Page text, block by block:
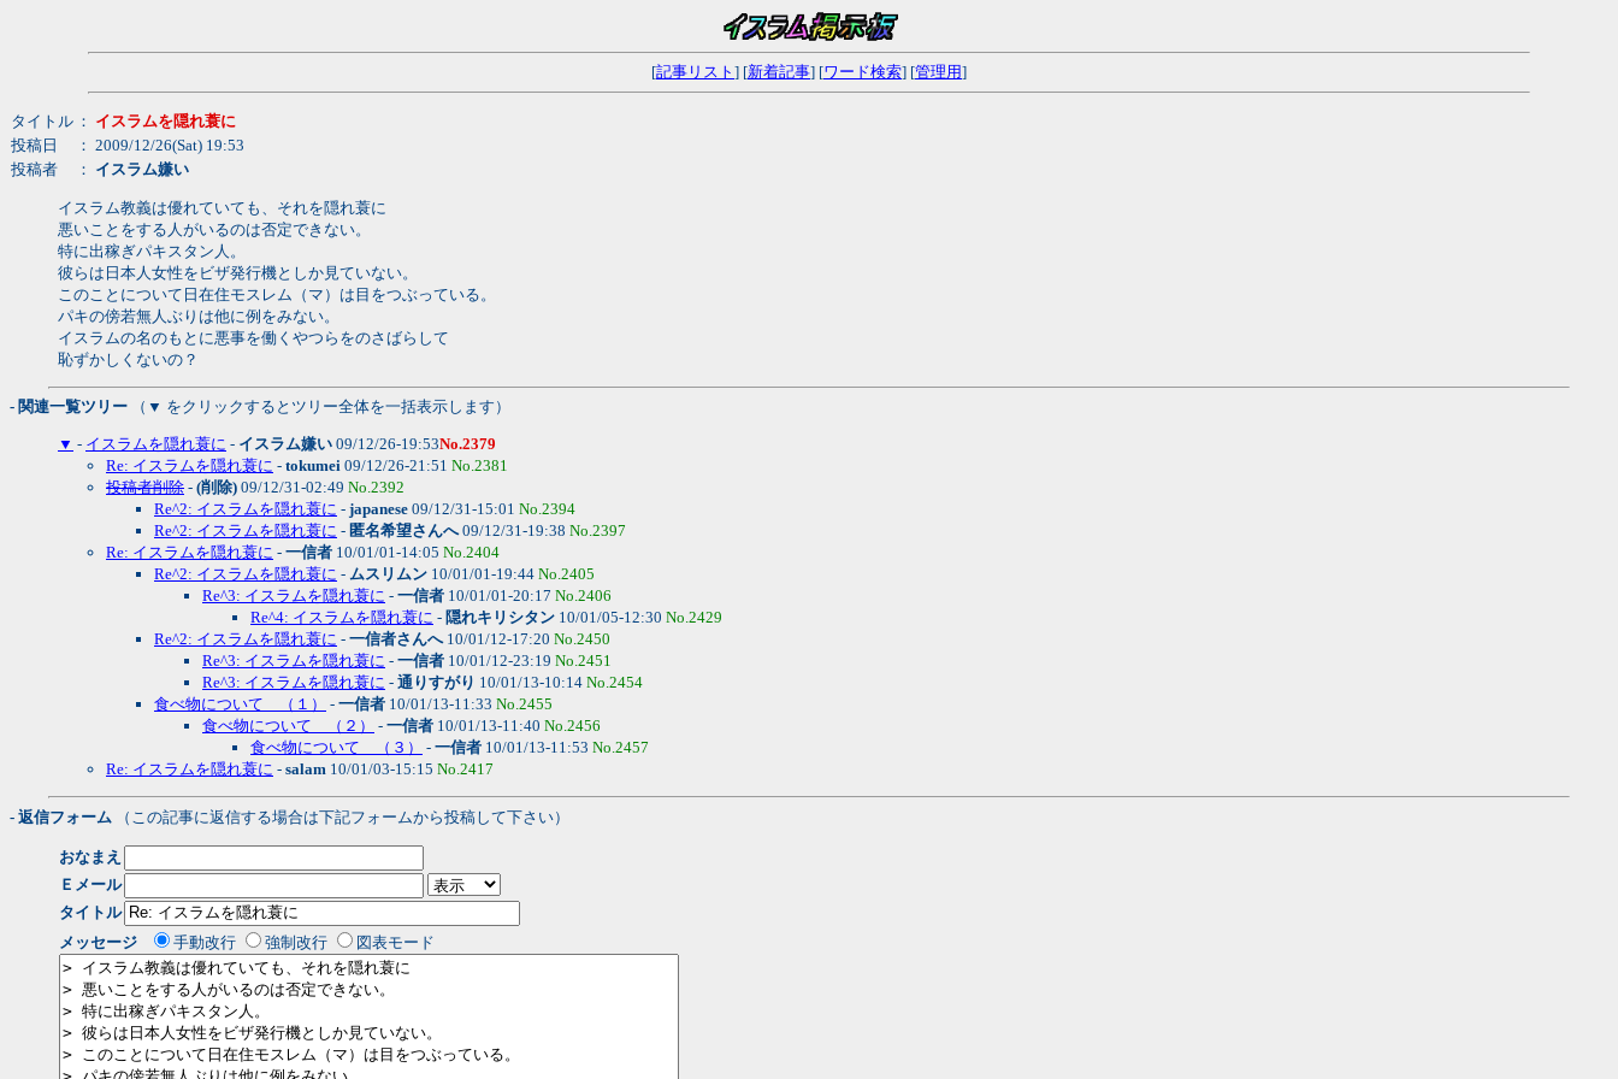
[記事リスト ] [新着記事] [ワード検索] [管理用]
タイトル ： イスラムを隠れ蓑に
投稿日
： 2009/12/26(Sat) 19:53
投稿者
： イスラム嫌い
イスラム教義は優れていても、それを隠れ蓑に
悪いことをする人がいるのは否定できない。
特に出稼ぎパキスタン人。
彼らは日本人女性をビザ発行機としか見ていない。
このことについて日在住モスレム（マ）は目をつぶっている。
パキの傍若無人ぶりは他に例をみない。
イスラムの名のもとに悪事を働くやつらをのさばらして
恥ずかしくないの？
- 関連一覧ツリー （▼ をクリックするとツリー全体を一括表示します）
▼ - イスラムを隠れ蓑に - イスラム嫌い 09/12/26-19:53No.2379
Re: イスラムを隠れ蓑に - tokumei 09/12/26-21:51 No.2381
投稿者削除 - (削除) 09/12/31-02:49 No.2392
Re^2: イスラムを隠れ蓑に - japanese 09/12/31-15:01 No.2394
Re^2: イスラムを隠れ蓑に - 匿名希望さんへ09/12/31-19:38 No.2397
Re: イスラムを隠れ蓑に - 一信者 10/01/01-14:05 No.2404
Re^2: イスラムを隠れ蓑に - ムスリムン 10/01/01-19:44 No.2405
Re^3: イスラムを隠れ蓑に - 一信者 10/01/01-20:17 No.2406
Re^4: イスラムを隠れ蓑に - 隠れキリシタン 10/01/05-12:30 No.2429
Re^2: イスラムを隠れ蓑に - 一信者さんへ10/01/12-17:20 No.2450
Re^3: イスラムを隠れ蓑に - 一信者 10/01/12-23:19 No.2451
Re^3: イスラムを隠れ蓑に - 通りすがり 10/01/13-10:14 No.2454
食べ物について （１）
- 一信者 10/01/13-11:33 No.2455
食べ物について （２）
- 一信者 10/01/13-11:40 No.2456
食べ物について （３）
- 一信者 10/01/13-11:53 No.2457
Re: イスラムを隠れ蓑に - salam 10/01/03-15:15 No.2417
- 返信フォーム （この記事に返信する場合は下記フォームから投稿して下さい）
おなまえ
Ｅメール
タイトル
メッセージ
手動改行 強制改行 図表モード